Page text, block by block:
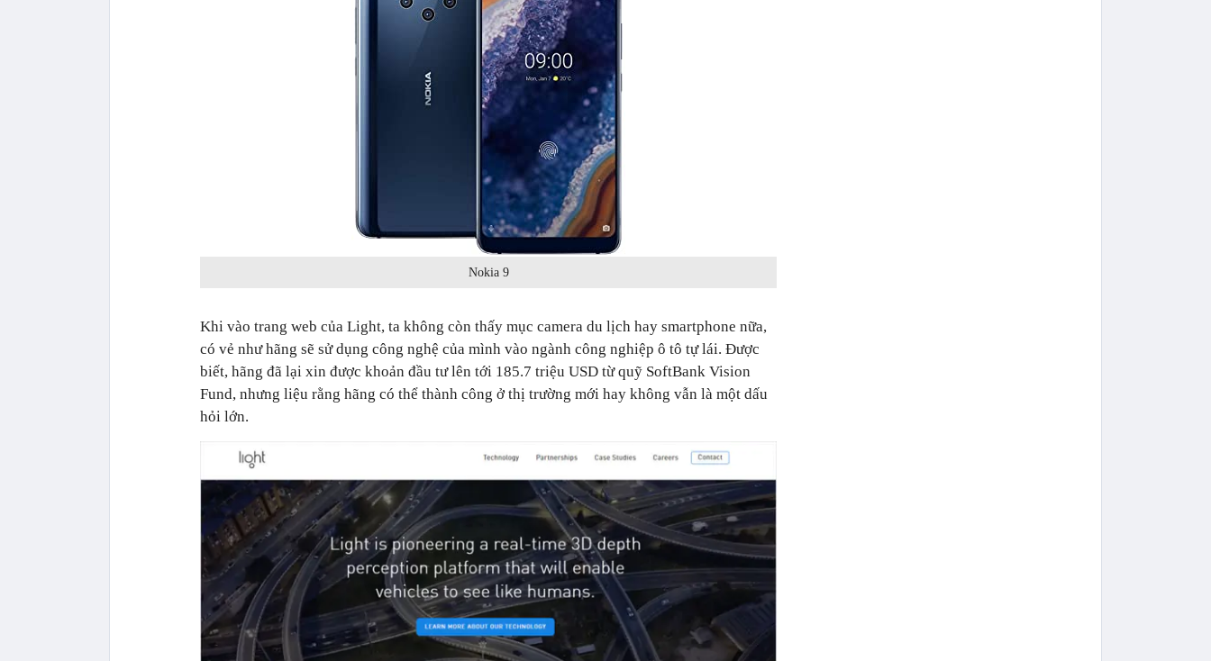
Nokia 9
Khi vào trang web của Light, ta không còn thấy mục camera du lịch hay smartphone nữa,
có vẻ như hãng sẽ sử dụng công nghệ của mình vào ngành công nghiệp ô tô tự lái. Được
biết, hãng đã lại xin được khoản đầu tư lên tới 185.7 triệu USD từ quỹ SoftBank Vision
Fund, nhưng liệu rằng hãng có thể thành công ở thị trường mới hay không vẫn là một dấu
hỏi lớn.